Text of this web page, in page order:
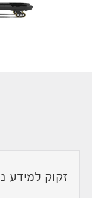
זקוק למידע